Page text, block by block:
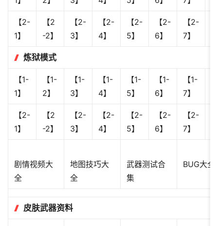
【2-
1】
【2
-2】
【2-
3】
【2-
4】
【2-
5】
【2-
6】
【2-
7】
炼狱模式
【1-
1】
【1-
2】
【1-
3】
【1-
4】
【1-
5】
【1-
6】
【1-
7】
【2-
1】
【2
-2】
【2-
3】
【2-
4】
【2-
5】
【2-
6】
【2-
7】
剧情视频大
全
地图技巧大
全
武器测试合
集
BUG大全
皮肤武器资料